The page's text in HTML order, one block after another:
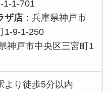
1-1-701
ザ店 ：兵庫県神戸市
1-9-1-250
神戸市中央区三宮町1
より徒歩5分以内